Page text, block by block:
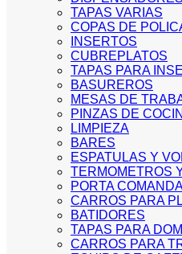
TAPAS VARIAS
COPAS DE
INSERTOS
CUBREPLATOS
TAPAS PARA
BASUREROS
MESAS DE
PINZAS DE
LIMPIEZA
BARES
ESPATULAS Y
TERMOMETROS
PORTA
CARROS PARA
BATIDORES
TAPAS PARA
CARROS PARA